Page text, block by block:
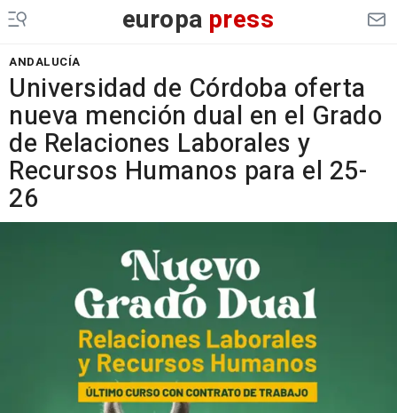
europa press
ANDALUCÍA
Universidad de Córdoba oferta
nueva mención dual en el Grado
de Relaciones Laborales y
Recursos Humanos para el 25-
26